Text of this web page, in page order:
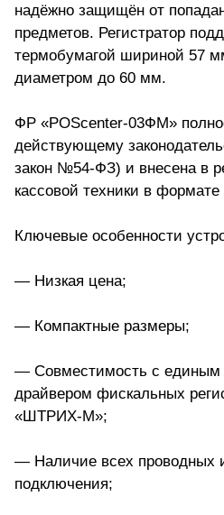
надёжно защищён от
предметов. Регистратор
термобумагой шириной 57
диаметром до 60 мм.
ФР «POScenter-03ФМ»
действующему
закон №54-ФЗ) и внесена в
кассовой техники в формате
Ключевые особенности
— Низкая цена;
— Компактные размеры;
— Совместимость с единым
драйвером фискальных
«ШТРИХ-М»;
— Наличие всех проводных
подключения;